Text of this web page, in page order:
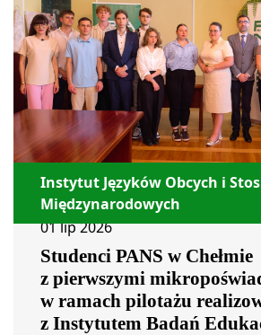
Instytut Języków Obcych i
Międzynarodowych
01 lip 2026
Studenci PANS w Chełmie
z pierwszymi
w ramach pilotażu
z Instytutem Badań